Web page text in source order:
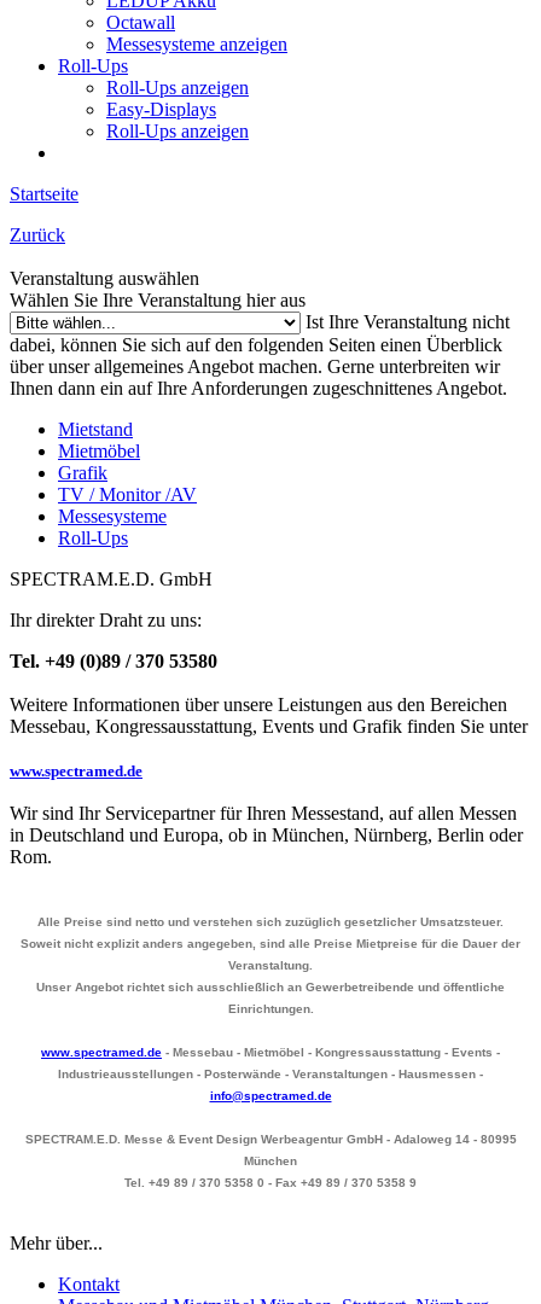
Octawall
Messesysteme anzeigen
Roll-Ups
Roll-Ups anzeigen
Easy-Displays
Roll-Ups anzeigen
Startseite
Zurück
Veranstaltung auswählen
Wählen Sie Ihre Veranstaltung hier aus
Ist Ihre Veranstaltung nicht
dabei, können Sie sich auf den folgenden Seiten einen Überblick
über unser allgemeines Angebot machen. Gerne unterbreiten wir
Ihnen dann ein auf Ihre Anforderungen zugeschnittenes Angebot.
Mietstand
Mietmöbel
Grafik
TV / Monitor /AV
Messesysteme
Roll-Ups
SPECTRAM.E.D. GmbH
Ihr direkter Draht zu uns:
Tel. +49 (0)89 / 370 53580
Weitere Informationen über unsere Leistungen aus den Bereichen
Messebau, Kongressausstattung, Events und Grafik finden Sie unter
www.spectramed.de
Wir sind Ihr Servicepartner für Ihren Messestand, auf allen Messen
in Deutschland und Europa, ob in München, Nürnberg, Berlin oder
Rom.
Alle Preise sind netto und verstehen sich zuzüglich gesetzlicher Umsatzsteuer.
Soweit nicht explizit anders angegeben, sind alle Preise Mietpreise für die Dauer der
Veranstaltung.
Unser Angebot richtet sich ausschließlich an Gewerbetreibende und öffentliche
Einrichtungen.
www.spectramed.de - Messebau - Mietmöbel - Kongressausstattung - Events -
Industrieausstellungen - Posterwände - Veranstaltungen - Hausmessen -
info@spectramed.de
SPECTRAM.E.D. Messe & Event Design Werbeagentur GmbH - Adaloweg 14 - 80995
München
Tel. +49 89 / 370 5358 0 - Fax +49 89 / 370 5358 9
Mehr über...
Kontakt